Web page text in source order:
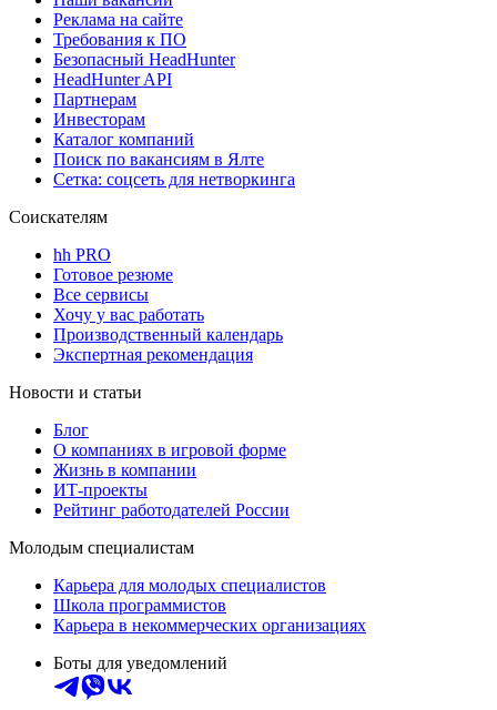
Реклама на сайте
Требования к ПО
Безопасный HeadHunter
HeadHunter API
Партнерам
Инвесторам
Каталог компаний
Поиск по вакансиям в Ялте
Сетка: соцсеть для нетворкинга
Соискателям
hh PRO
Готовое резюме
Все сервисы
Хочу у вас работать
Производственный календарь
Экспертная рекомендация
Новости и статьи
Блог
О компаниях в игровой форме
Жизнь в компании
ИТ-проекты
Рейтинг работодателей России
Молодым специалистам
Карьера для молодых специалистов
Школа программистов
Карьера в некоммерческих организациях
Боты для уведомлений